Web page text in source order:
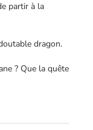
partir à la
dragon.
? Que la quête